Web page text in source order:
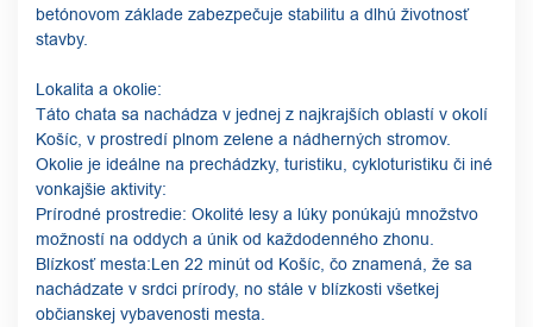
betónovom základe zabezpečuje stabilitu a dlhú životnosť
stavby.
Lokalita a okolie:
Táto chata sa nachádza v jednej z najkrajších oblastí v okolí
Košíc, v prostredí plnom zelene a nádherných stromov.
Okolie je ideálne na prechádzky, turistiku, cykloturistiku či iné
vonkajšie aktivity:
Prírodné prostredie: Okolité lesy a lúky ponúkajú množstvo
možností na oddych a únik od každodenného zhonu.
Blízkosť mesta:Len 22 minút od Košíc, čo znamená, že sa
nachádzate v srdci prírody, no stále v blízkosti všetkej
občianskej vybavenosti mesta.